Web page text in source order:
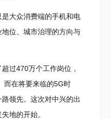
大众消费端的手机和电
位、城市治理的方向与
过470万个工作岗位，
而在将要来临的5G时
领先。这次对中兴的出
地的开始。